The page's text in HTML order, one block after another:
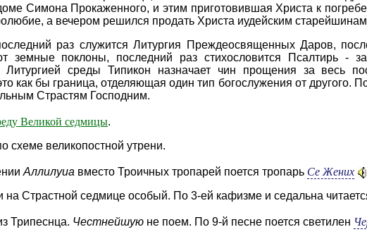
Симона Прокаженного, и этим приготовившая Христа к
а вече­ром решился продать Христа иудейским
раз служится Литургия Преждеосвященных Даров,
земные поклоны, последний раз стихословится Псалтирь -
Литургией среды Типикон назначает чин прощения за весь
как бы граница, отделяющая один тип богослужения от
Страстям Господним.
Великой седмицы.
схеме великопостной утрени.
Аллилуиа вместо Троичных тропарей поется тропарь Се Жених
на Страстной седмице особый. По 3-ей кафизме и седальна
Трипеснца. Честнейшую не поем. По 9-й песне поется светилен